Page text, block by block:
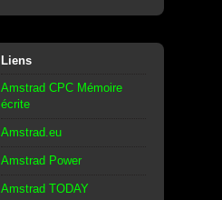
Liens
Amstrad CPC Mémoire
écrite
Amstrad.eu
Amstrad Power
Amstrad TODAY